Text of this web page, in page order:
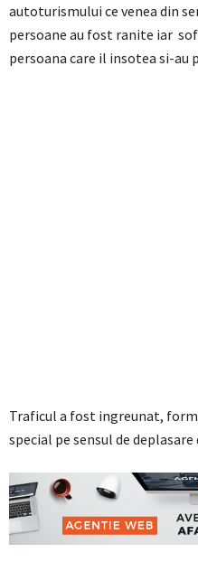
autoturismului ce venea din
persoane au fost ranite iar
persoana care il insotea si-au
Traficul a fost ingreunat,
special pe sensul de deplasare